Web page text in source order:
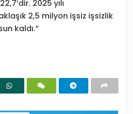
2025 yılı
2,5 milyon işsiz işsizlik
kaldı.”